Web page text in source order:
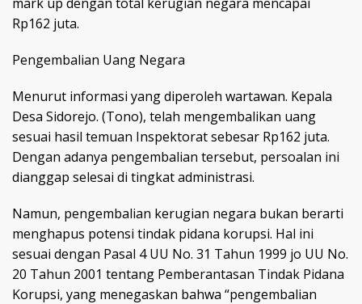
Rp162 juta.
Pengembalian Uang Negara
Menurut informasi yang diperoleh wartawan. Kepala
Desa Sidorejo. (Tono), telah mengembalikan uang
sesuai hasil temuan Inspektorat sebesar Rp162 juta.
Dengan adanya pengembalian tersebut, persoalan ini
dianggap selesai di tingkat administrasi.
Namun, pengembalian kerugian negara bukan berarti
menghapus potensi tindak pidana korupsi. Hal ini
sesuai dengan Pasal 4 UU No. 31 Tahun 1999 jo UU No.
20 Tahun 2001 tentang Pemberantasan Tindak Pidana
Korupsi, yang menegaskan bahwa “pengembalian